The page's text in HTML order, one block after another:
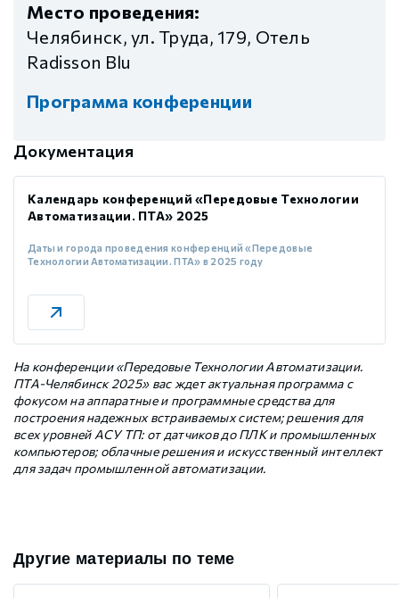
Место проведения:
Челябинск, ул. Труда, 179, Отель
Radisson Blu
Программа конференции
Документация
Календарь конференций «Передовые Технологии
Автоматизации. ПТА» 2025
Даты и города проведения конференций «Передовые
Технологии Автоматизации. ПТА» в 2025 году
На конференции «Передовые Технологии Автоматизации.
ПТА-Челябинск 2025» вас ждет актуальная программа с
фокусом на аппаратные и программные средства для
построения надежных встраиваемых систем; решения для
всех уровней АСУ ТП: от датчиков до ПЛК и промышленных
компьютеров; облачные решения и искусственный интеллект
для задач промышленной автоматизации.
Другие материалы по теме